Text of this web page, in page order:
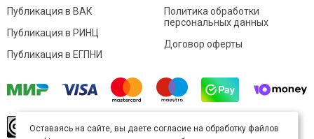
Публикация в ВАК
Публикация в РИНЦ
Публикация в ЕГПНИ
Политика обработки
персональных данных
Договор оферты
произведение доступно полицензии Creative
Оставаясь на сайте, вы даете согласие на обработку файлов